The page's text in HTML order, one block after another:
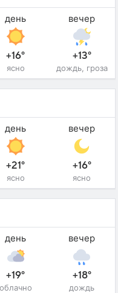
день
+16°
ясно
вечер
+13°
дождь, гроза
день
+21°
ясно
вечер
+16°
ясно
день
+19°
облачно
вечер
+18°
дождь